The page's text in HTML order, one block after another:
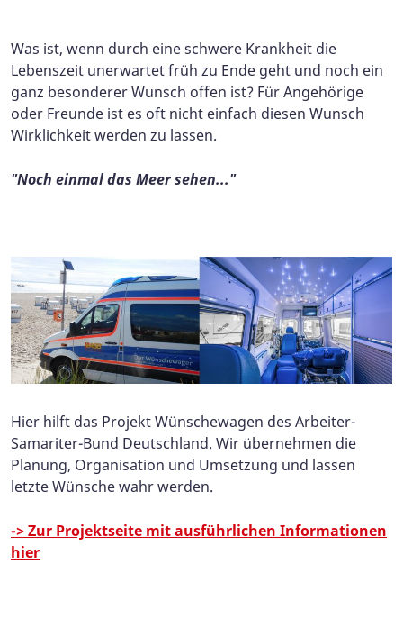
Was ist, wenn durch eine schwere Krankheit die
Lebenszeit unerwartet früh zu Ende geht und noch ein
ganz besonderer Wunsch offen ist? Für Angehörige
oder Freunde ist es oft nicht einfach diesen Wunsch
Wirklichkeit werden zu lassen.
"Noch einmal das Meer sehen..."
Hier hilft das Projekt Wünschewagen des Arbeiter-
Samariter-Bund Deutschland. Wir übernehmen die
Planung, Organisation und Umsetzung und lassen
letzte Wünsche wahr werden.
-> Zur Projektseite mit ausführlichen Informationen
hier